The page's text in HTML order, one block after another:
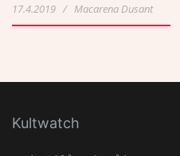
17.4.2019 / Macarena Dusant
Kultwatch